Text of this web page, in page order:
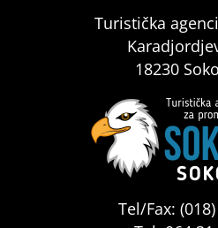
Turistička
18230
Tel/Fax: